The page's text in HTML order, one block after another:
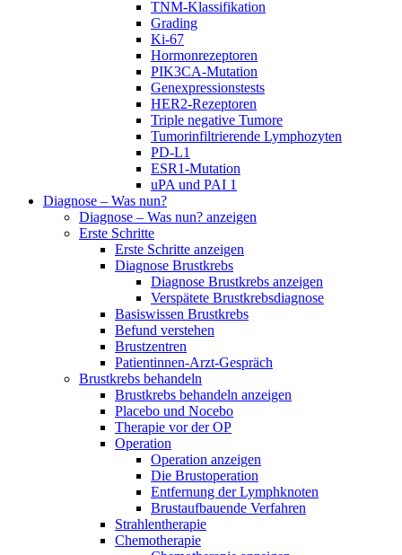
TNM-Klassifikation
Grading
Ki-67
Hormonrezeptoren
PIK3CA-Mutation
Genexpressionstests
HER2-Rezeptoren
Triple negative Tumore
Tumorinfiltrierende Lymphozyten
PD-L1
ESR1-Mutation
uPA und PAI 1
Diagnose – Was nun?
Diagnose – Was nun? anzeigen
Erste Schritte
Erste Schritte anzeigen
Diagnose Brustkrebs
Diagnose Brustkrebs anzeigen
Verspätete Brustkrebsdiagnose
Basiswissen Brustkrebs
Befund verstehen
Brustzentren
Patientinnen-Arzt-Gespräch
Brustkrebs behandeln
Brustkrebs behandeln anzeigen
Placebo und Nocebo
Therapie vor der OP
Operation
Operation anzeigen
Die Brustoperation
Entfernung der Lymphknoten
Brustaufbauende Verfahren
Strahlentherapie
Chemotherapie